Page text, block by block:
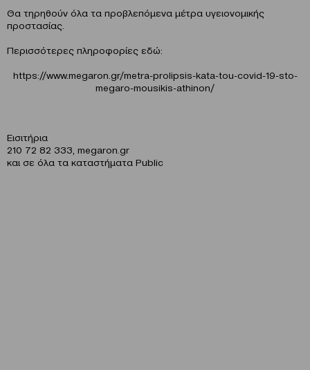
Θα τηρηθούν όλα τα προβλεπόμενα μέτρα υγειονομικής
προστασίας.
Περισσότερες πληροφορίες εδώ:
https://www.megaron.gr/metra-prolipsis-kata-tou-covid-19-sto-
megaro-mousikis-athinon/
Eισιτήρια
210 72 82 333, megaron.gr
και σε όλα τα καταστήματα Public